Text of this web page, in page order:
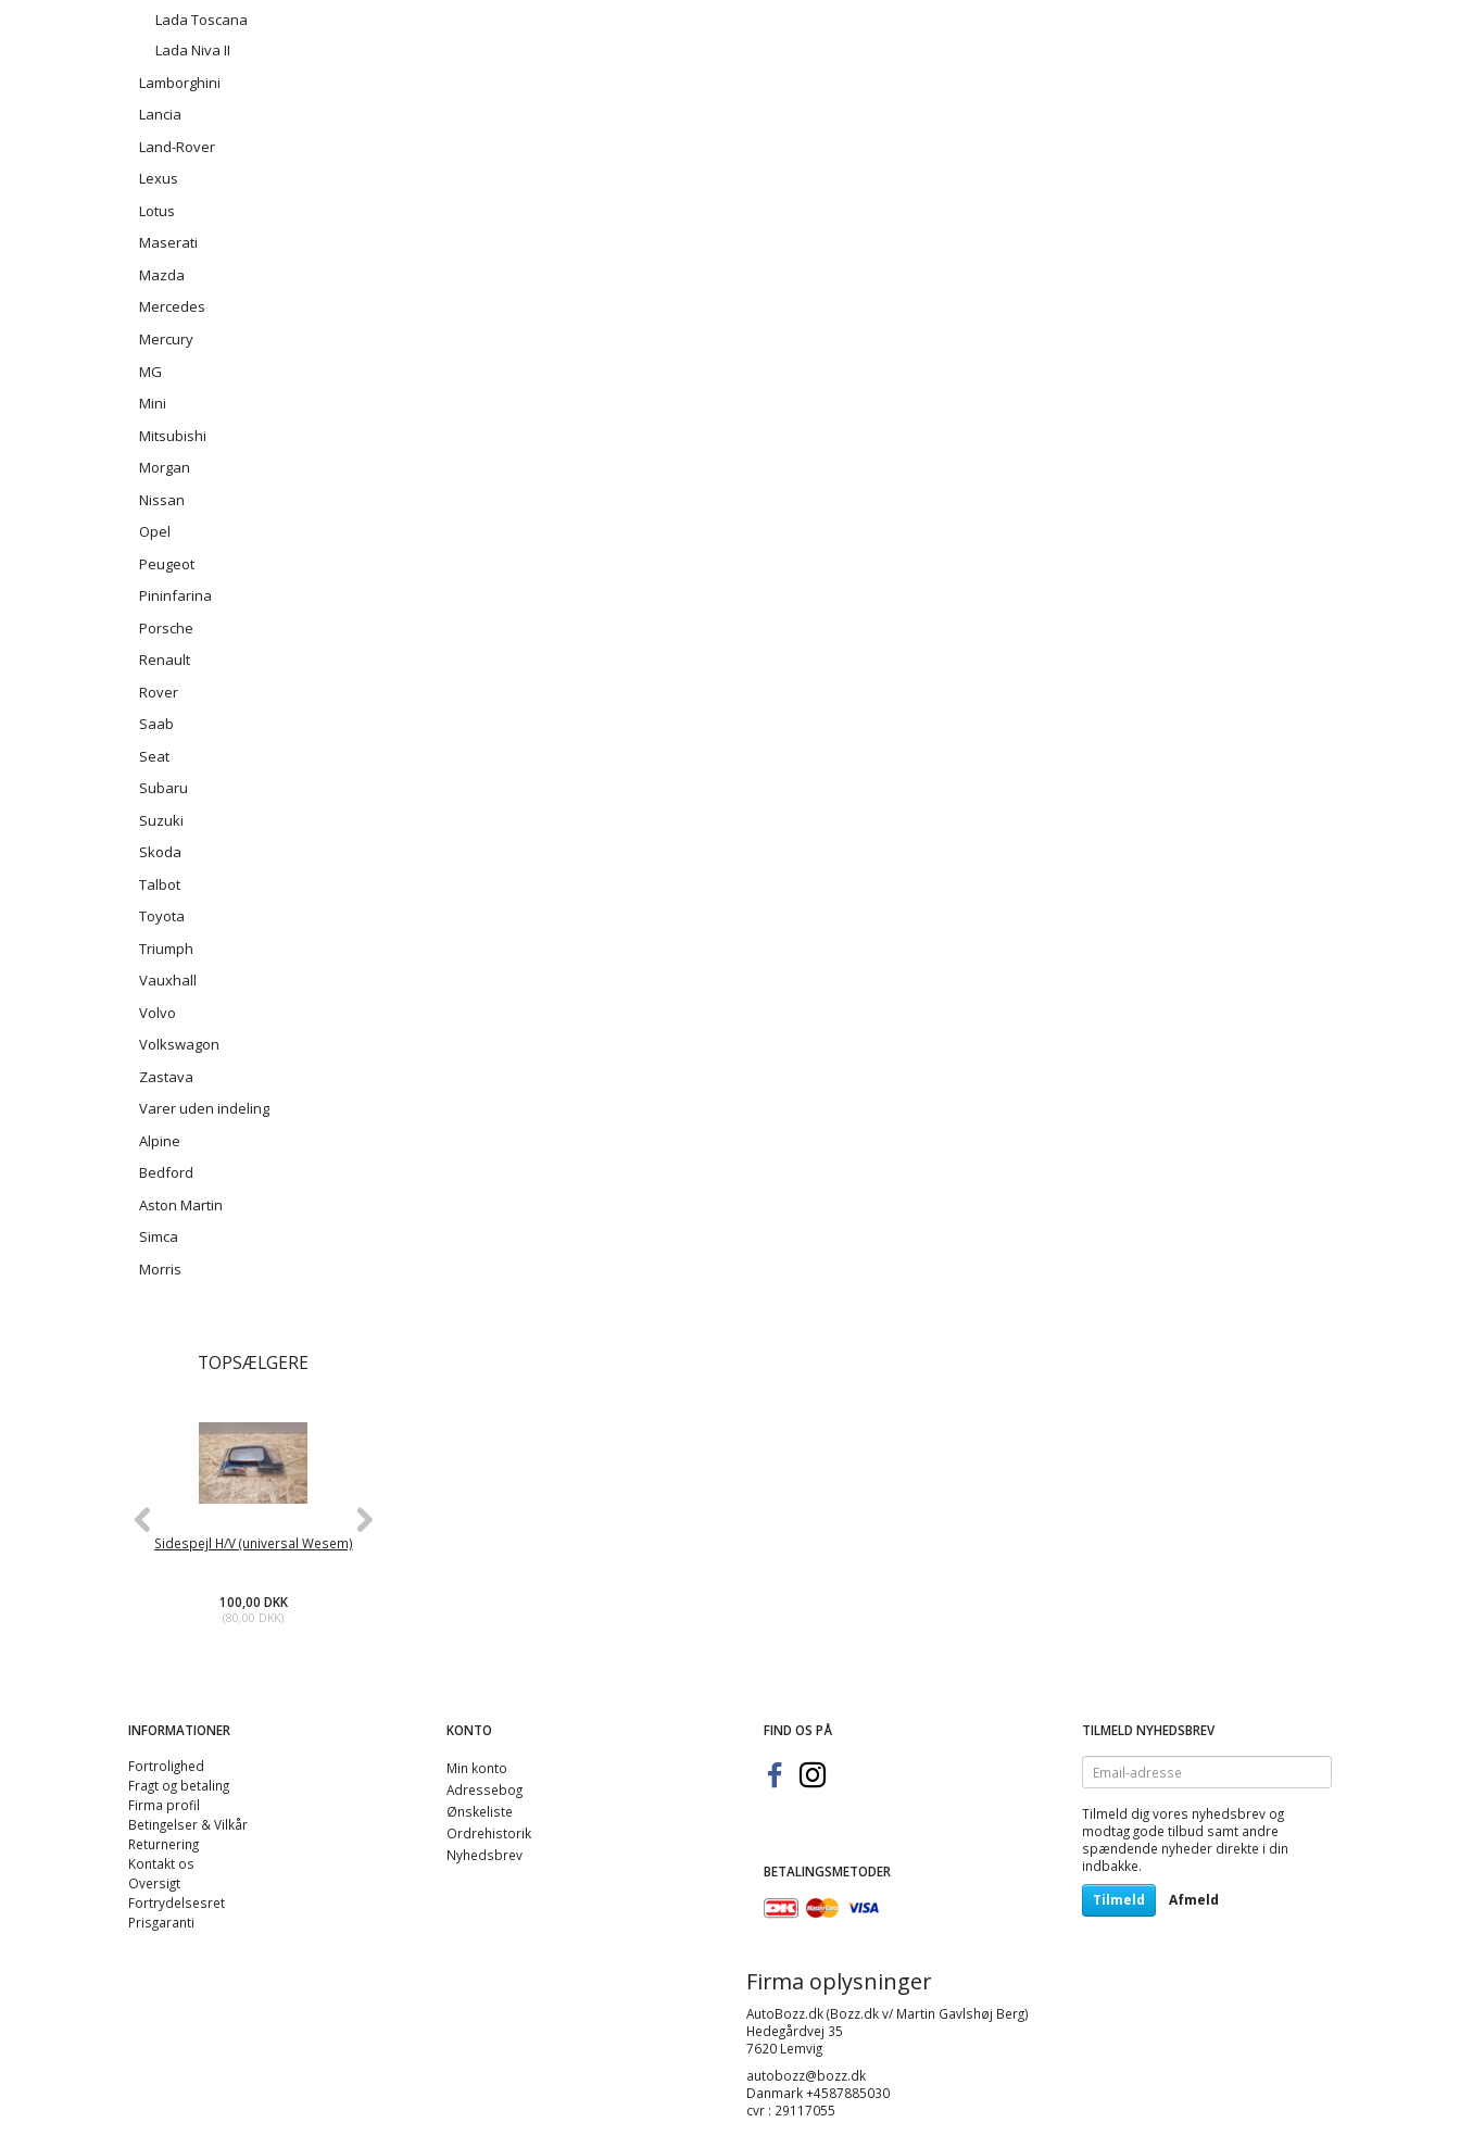
Lada Toscana
Lada Niva II
Lamborghini
Lancia
Land-Rover
Lexus
Lotus
Maserati
Mazda
Mercedes
Mercury
MG
Mini
Mitsubishi
Morgan
Nissan
Opel
Peugeot
Pininfarina
Porsche
Renault
Rover
Saab
Seat
Subaru
Suzuki
Skoda
Talbot
Toyota
Triumph
Vauxhall
Volvo
Volkswagon
Zastava
Varer uden indeling
Alpine
Bedford
Aston Martin
Simca
Morris
TOPSÆLGERE
Sidespejl H/V (universal Wesem)
100,00 DKK
(80,00 DKK)
INFORMATIONER
Fortrolighed
Fragt og betaling
Firma profil
Betingelser & Vilkår
Returnering
Kontakt os
Oversigt
Fortrydelsesret
Prisgaranti
KONTO
Min konto
Adressebog
Ønskeliste
Ordrehistorik
Nyhedsbrev
FIND OS PÅ
BETALINGSMETODER
Firma oplysninger
AutoBozz.dk (Bozz.dk v/ Martin Gavlshøj Berg)
Hedegårdvej 35
7620 Lemvig
autobozz@bozz.dk
Danmark +4587885030
cvr : 29117055
TILMELD NYHEDSBREV
Email-
adresse
Tilmeld dig vores nyhedsbrev og
modtag gode tilbud samt andre
spændende nyheder direkte i din
indbakke.
Tilmeld Afmeld